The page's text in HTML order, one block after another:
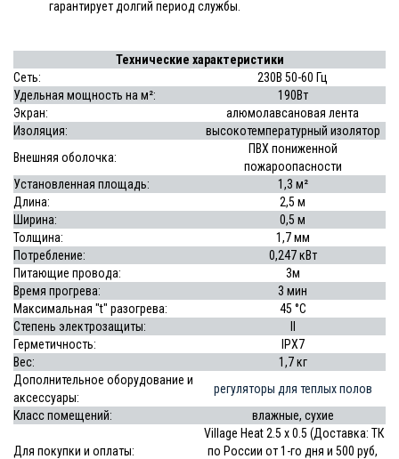
гарантирует долгий период службы.
Технические характеристики
Сеть:
230В 50-60 Гц
Удельная мощность на м²:
190Вт
Экран:
алюмолавсановая лента
Изоляция:
высокотемпературный изолятор
Внешняя оболочка:
ПВХ пониженной
пожароопасности
Установленная площадь:
1,3 м²
Длина:
2,5 м
Ширина:
0,5 м
Толщина:
1,7 мм
Потребление:
0,247 кВт
Питающие провода:
3м
Время прогрева:
3 мин
Максимальная "t" разогрева:
45 °С
Степень электрозащиты:
Герметичность:
IPX7
Вес:
1,7 кг
Дополнительное оборудование и
аксессуары:
регуляторы для теплых полов
Класс помещений:
влажные, сухие
Для покупки и оплаты:
Village Heat 2.5 х 0.5 (Доставка: ТК
по России от 1-го дня и 500 руб,